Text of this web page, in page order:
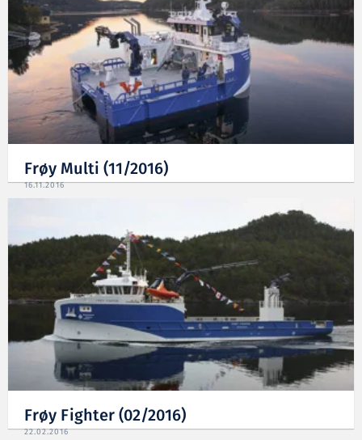
Frøy Multi (11/2016)
16.11.2016
Frøy Fighter (02/2016)
22.02.2016